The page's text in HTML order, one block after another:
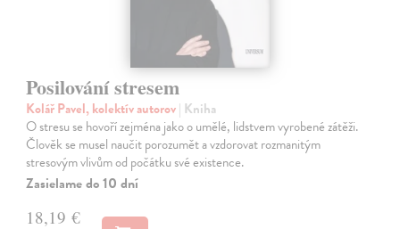
Posilování stresem
Kolář Pavel, kolektív autorov| Kniha
O stresu se hovoří zejména jako o umělé, lidstvem vyrobené zátěži.
Člověk se musel naučit porozumět a vzdorovat rozmanitým
stresovým vlivům od počátku své existence.
Zasielame do 10 dní
18,19 €